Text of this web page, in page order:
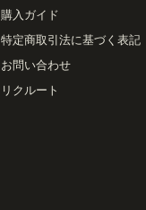
DIME MTL は、モントリ
す。
購入ガイド
特定商取引法に基づく表記
お問い合わせ
リクルート